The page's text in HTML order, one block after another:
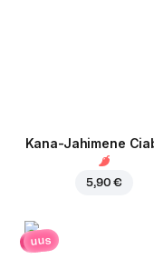
Kana-Jahimene
5,90 €
uus